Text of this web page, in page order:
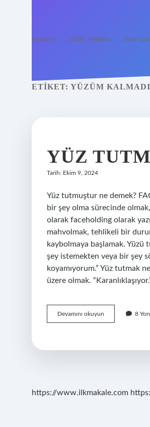
Anasayfa Gizlilik Politikası Yasal
ETIKET: YÜZÜM
YÜZ
Tarih: Ekim 9, 2024
Yüz tutmuştur ne demek?
bir şey olma sürecinde
olarak faceholding olarak
mahvolmak, tehlikeli bir
kaybolmaya başlamak.
şey istemekten veya bir şey
koyamıyorum.” Yüz tutmak
üzere olmak.
Devamını okuyun
Tutmak
Gelir
8
https://www.ilkmakale.com